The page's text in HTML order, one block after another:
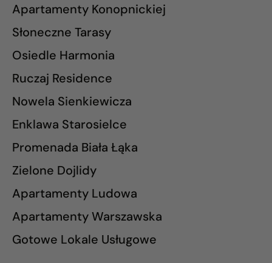
Apartamenty Konopnickiej
Słoneczne Tarasy
Osiedle Harmonia
Ruczaj Residence
Nowela Sienkiewicza
Enklawa Starosielce
Promenada Biała Łąka
Zielone Dojlidy
Apartamenty Ludowa
Apartamenty Warszawska
Gotowe Lokale Usługowe